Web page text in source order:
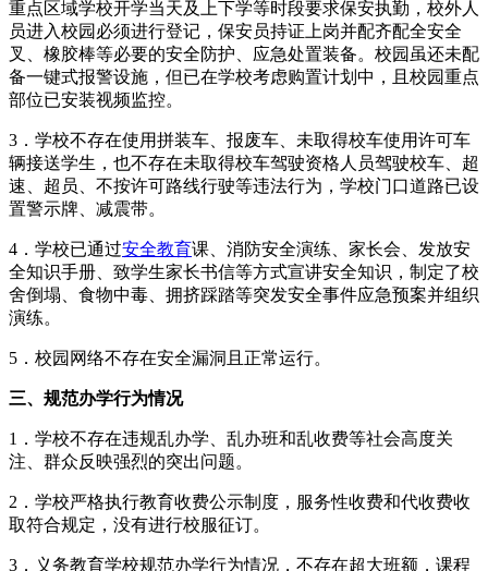
重点区域学校开学当天及上下学等时段要求保安执勤，校外人
员进入校园必须进行登记，保安员持证上岗并配齐配全安全
叉、橡胶棒等必要的安全防护、应急处置装备。校园虽还未配
备一键式报警设施，但已在学校考虑购置计划中，且校园重点
部位已安装视频监控。
3．学校不存在使用拼装车、报废车、未取得校车使用许可车
辆接送学生，也不存在未取得校车驾驶资格人员驾驶校车、超
速、超员、不按许可路线行驶等违法行为，学校门口道路已设
置警示牌、减震带。
4．学校已通过安全教育课、消防安全演练、家长会、发放安
全知识手册、致学生家长书信等方式宣讲安全知识，制定了校
舍倒塌、食物中毒、拥挤踩踏等突发安全事件应急预案并组织
演练。
5．校园网络不存在安全漏洞且正常运行。
三、规范办学行为情况
1．学校不存在违规乱办学、乱办班和乱收费等社会高度关
注、群众反映强烈的突出问题。
2．学校严格执行教育收费公示制度，服务性收费和代收费收
取符合规定，没有进行校服征订。
3．义务教育学校规范办学行为情况，不存在超大班额，课程